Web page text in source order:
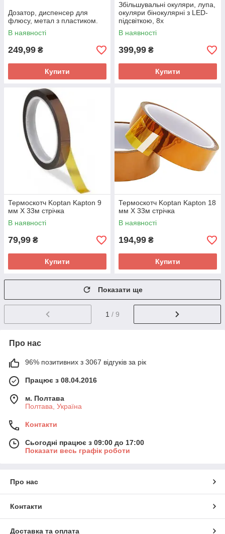
Дозатор, диспенсер для
флюсу, метал з пластиком.
В наявності
249,99 ₴
Купити
Збільшувальні окуляри, лупа,
окуляри бінокулярні з LED-
підсвіткою, 8х
В наявності
399,99 ₴
Купити
Термоскотч Koptan Kapton 9
мм Х 33м стрічка
В наявності
79,99 ₴
Купити
Термоскотч Koptan Kapton 18
мм Х 33м стрічка
В наявності
194,99 ₴
Купити
Показати ще
1 / 9
Про нас
96% позитивних з 3067 відгуків за рік
Працює з 08.04.2016
м. Полтава
Полтава, Україна
Контакти
Сьогодні працює з 09:00 до 17:00
Показати весь графік роботи
Про нас
Контакти
Доставка та оплата